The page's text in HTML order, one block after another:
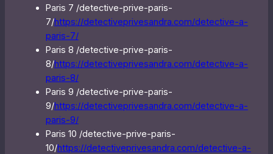
Paris 7 /detective-prive-paris-
7/https://detectiveprivesandra.com/detective-a-
paris-7/
Paris 8 /detective-prive-paris-
8/https://detectiveprivesandra.com/detective-a-
paris-8/
Paris 9 /detective-prive-paris-
9/https://detectiveprivesandra.com/detective-a-
paris-9/
Paris 10 /detective-prive-paris-
10/https://detectiveprivesandra.com/detective-a-